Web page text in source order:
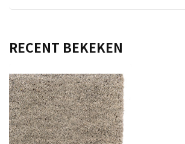
RECENT BEKEKEN